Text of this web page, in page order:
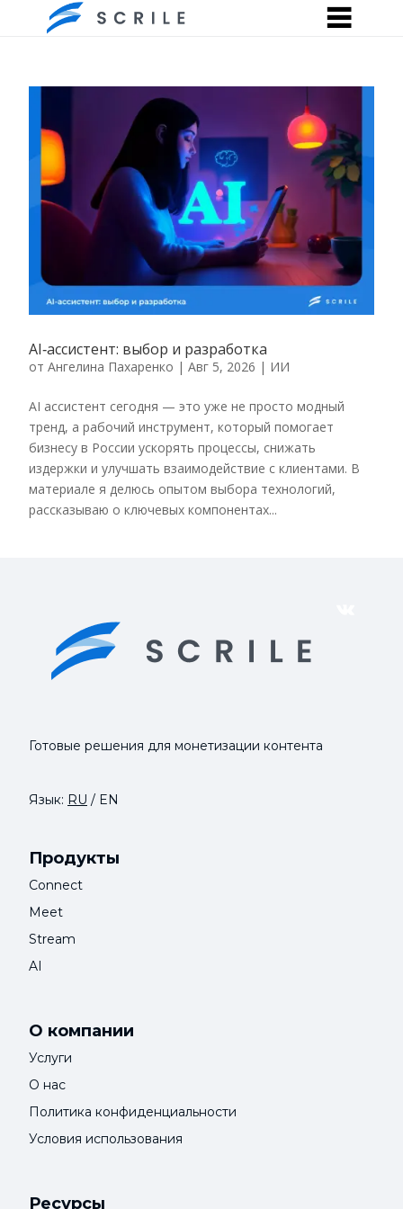
AI‑ассистент: выбор и разработка
от Ангелина Пахаренко | Авг 5, 2026 | ИИ
AI ассистент сегодня — это уже не просто модный
тренд, а рабочий инструмент, который помогает
бизнесу в России ускорять процессы, снижать
издержки и улучшать взаимодействие с клиентами. В
материале я делюсь опытом выбора технологий,
рассказываю о ключевых компонентах...
Готовые решения для монетизации контента
Язык: RU / EN
Продукты
Connect
Meet
Stream
AI
О компании
Услуги
О нас
Политика конфиденциальности
Условия использования
Ресурсы